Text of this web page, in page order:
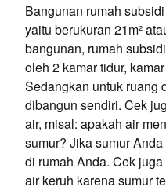
Bangunan rumah
yaitu berukuran 21m²
bangunan, rumah
oleh 2 kamar tidur,
Sedangkan untuk ruang
dibangun sendiri. Cek
air, misal: apakah air
sumur? Jika sumur
di rumah Anda. Cek
air keruh karena sumur